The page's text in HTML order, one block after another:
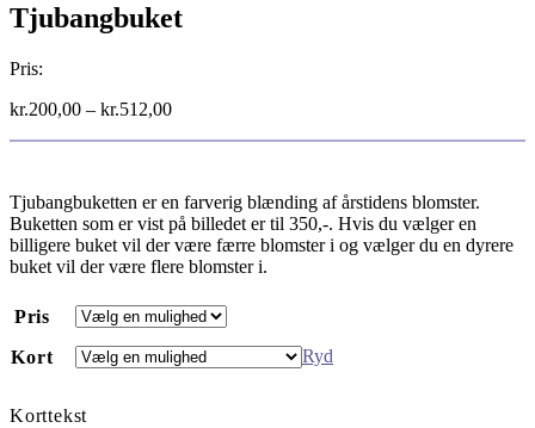
Tjubangbuket
Pris:
kr.200,00 – kr.512,00
Tjubangbuketten er en farverig blænding af årstidens blomster.
Buketten som er vist på billedet er til 350,-. Hvis du vælger en
billigere buket vil der være færre blomster i og vælger du en dyrere
buket vil der være flere blomster i.
Pris
Kort
Ryd
Korttekst